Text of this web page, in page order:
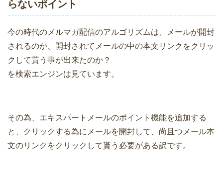
らないポイント
今の時代のメルマガ配信のアルゴリズムは、メールが開封
されるのか、開封されてメールの中の本文リンクをクリッ
クして貰う事が出来たのか？
を検索エンジンは見ています。
その為、エキスパートメールのポイント機能を追加する
と、クリックする為にメールを開封して、尚且つメール本
文のリンクをクリックして貰う必要がある訳です。